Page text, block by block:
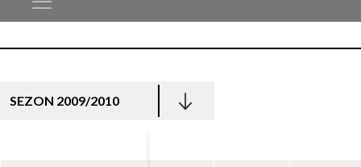
SEZON 2009/2010